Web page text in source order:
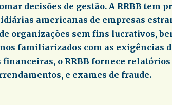
decisões de gestão. A RRBB tem
americanas de empresas
organizações sem fins lucrativos,
familiarizados com as exigências
o RRBB fornece
e exames de fraude.